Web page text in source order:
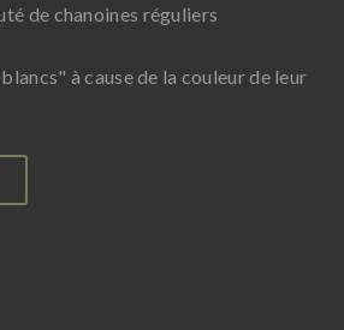
de chanoines réguliers
à cause de la couleur de leur